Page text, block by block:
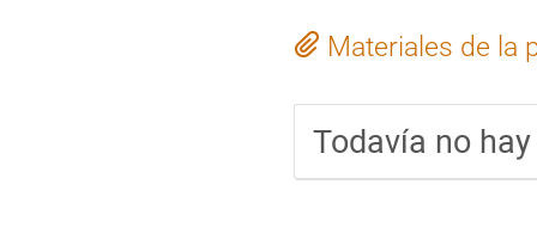
Materiales de la
Todavía no